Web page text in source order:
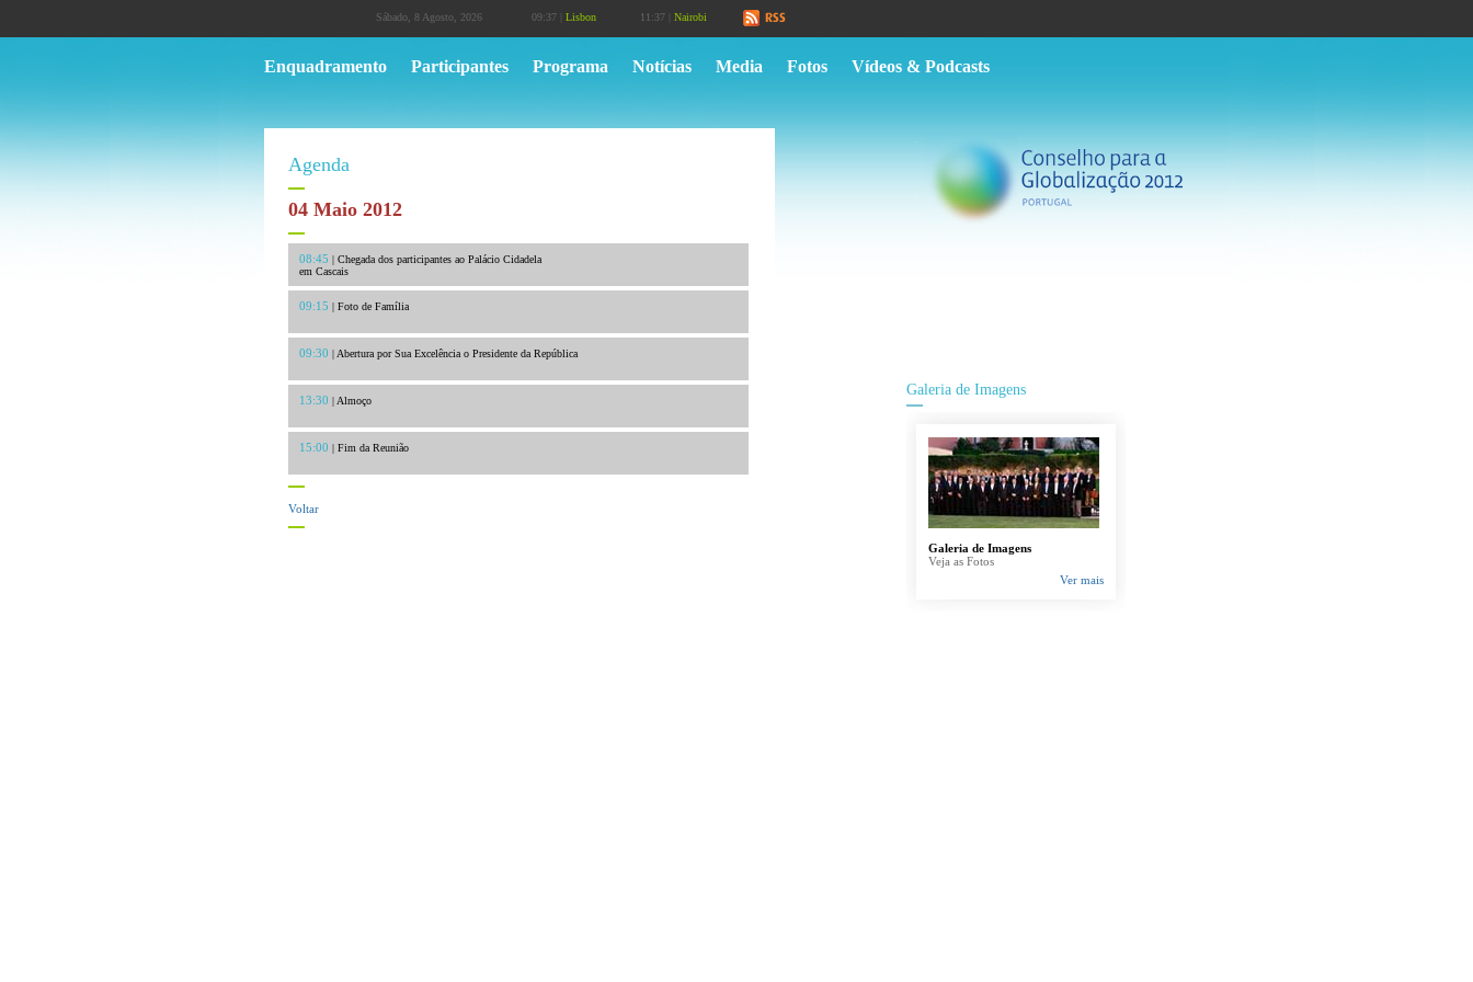
Sábado, 8 Agosto, 2026 09:37 | Lisbon 11:37 | Nairobi
Enquadramento Participantes Programa Notícias Media Fotos Vídeos & Podcasts
Agenda
04 Maio 2012
08:45 | Chegada dos participantes ao Palácio Cidadela
em Cascais
09:15 | Foto de Família
09:30 | Abertura por Sua Excelência o Presidente da República
13:30 | Almoço
15:00 | Fim da Reunião
Voltar
Galeria de Imagens
Galeria de Imagens
Veja as Fotos
Ver mais